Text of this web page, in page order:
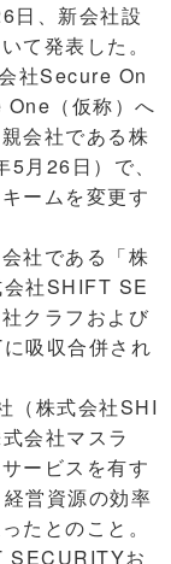
、新会社設
て発表した。
社Secure On
（仮称）へ
会社である株
月26日）で、
ームを変更す
社である「株
社SHIFT SE
クラフおよび
吸収合併され
（株式会社SHI
会社マスラ
ービスを有す
営資源の効率
たとのこと。
SECURITYお